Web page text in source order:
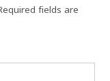
fields are